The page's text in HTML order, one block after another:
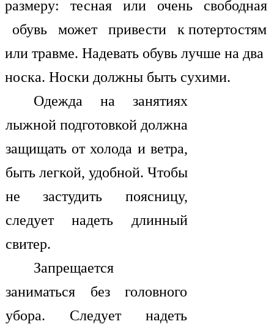
размеру: тесная или очень свободная
обувь может привести к потертостям
или травме. Надевать обувь лучше на два
носка. Носки должны быть сухими.
Одежда на занятиях
лыжной подготовкой должна
защищать от холода и ветра,
быть легкой, удобной. Чтобы
не застудить поясницу,
следует надеть длинный
свитер.
Запрещается
заниматься без головного
убора. Следует надеть